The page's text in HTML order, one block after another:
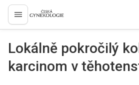
proLékaře.cz
Lokálně pokročilý
karcinom v